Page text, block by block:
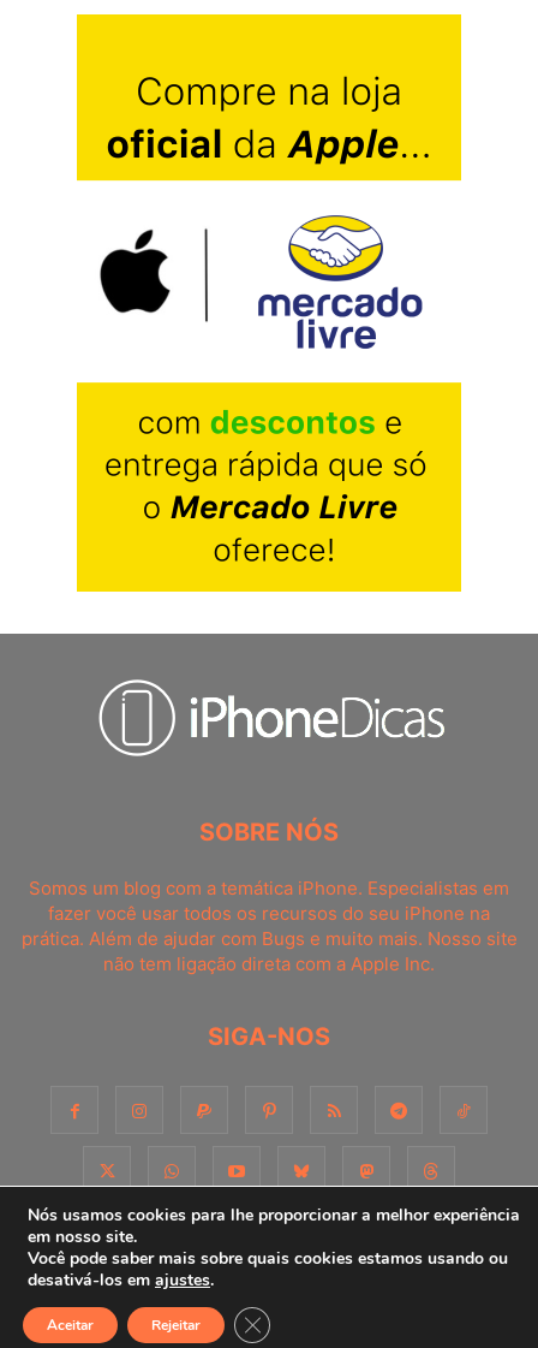
SOBRE NÓS
Somos um blog com a temática iPhone. Especialistas em
fazer você usar todos os recursos do seu iPhone na
prática. Além de ajudar com Bugs e muito mais. Nosso site
não tem ligação direta com a Apple Inc.
SIGA-NOS
Sobre Contato Apoie-nos!
© iPhoneDicas
Nós usamos cookies para lhe proporcionar a melhor experiência
em nosso site.
Você pode saber mais sobre quais cookies estamos usando ou
desativá-los em ajustes.
Aceitar Rejeitar Close GDPR Cookie Banner